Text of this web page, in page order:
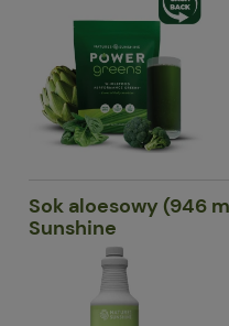
Sok aloesowy (946
Sunshine